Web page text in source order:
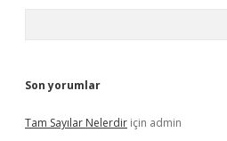
Son yorumlar
Tam Sayılar Nelerdir için admin